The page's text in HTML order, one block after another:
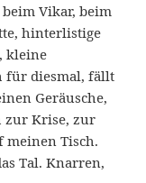
Vikar, beim
hinterlistige
kleine
für diesmal, fällt
Geräusche,
zur Krise, zur
meinen Tisch.
Tal. Knarren,